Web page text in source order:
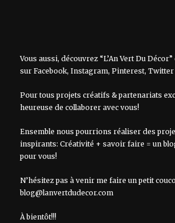
Vous aussi, découvrez “L’An Vert Du Décor”
sur Facebook, Instagram, Pinterest, Twitter
Pour tous projets créatifs & partenariats
heureuse de collaborer avec vous!
Ensemble nous pourrions réaliser des
inspirants: Créativité + savoir faire = un
pour vous!
N’hésitez pas à venir me faire un petit
blog@lanvertdudecor.com
À bientôt!!!